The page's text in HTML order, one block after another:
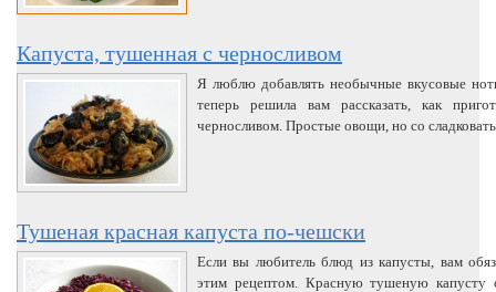
Капуста, тушенная с черносливом
Я люблю добавлять необычные вкусовые
теперь решила вам рассказать, как
черносливом. Простые овощи, но со
Тушеная красная капуста по-чешски
Если вы любитель блюд из капусты, вам
этим рецептом. Красную тушеную капусту